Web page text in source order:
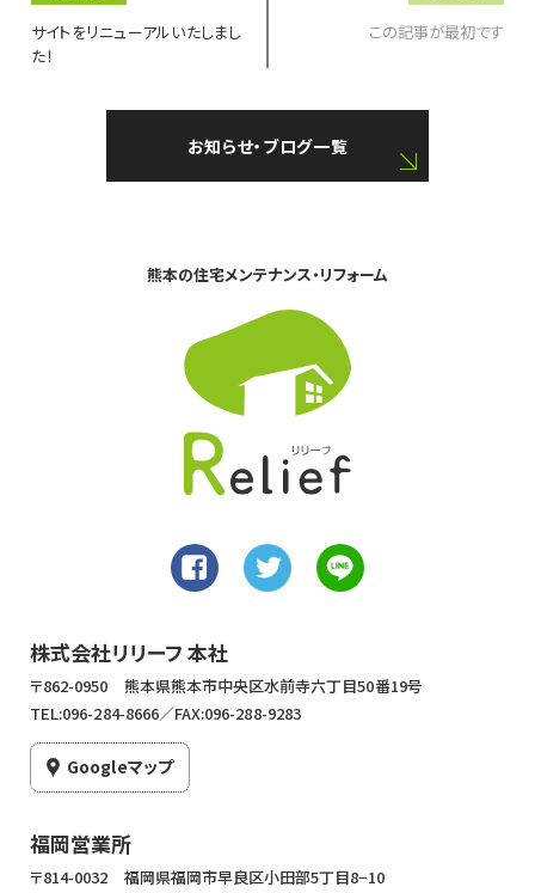
サイトをリニューアルいたしまし
た！
この記事が最初です
お知らせ・ブログ一覧
熊本の住宅メンテナンス・リフォーム
株式会社リリーフ 本社
〒862-0950 熊本県熊本市中央区水前寺六丁目50番19号
TEL:096-284-8666／FAX:096-288-9283
Googleマップ
福岡営業所
〒814-0032 福岡県福岡市早良区小田部5丁目8−10